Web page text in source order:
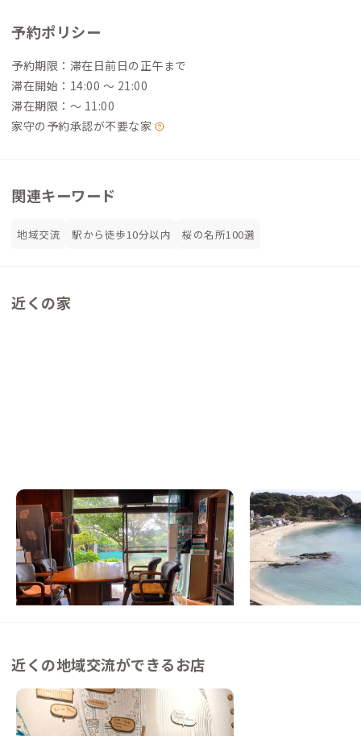
予約ポリシー
予約期限：滞在日前日の正午まで
滞在開始：14:00 〜 21:00
滞在期限：〜 11:00
家守の予約承認が不要な家
関連キーワード
地域交流 駅から徒歩10分以内 桜の名所100選
近くの家
山武A邸
千葉県 戸建て
【海まで徒歩3分】音楽と波音に包まれる九
十九里の家
この家からの距離 21km
勝浦A邸
千葉県 シェアハウス
【駅徒歩6分】白砂
浦のシェアハウス
この家からの距離 28km
近くの地域交流ができるお店